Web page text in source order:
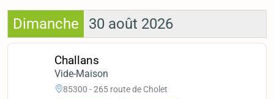
Dimanche 30 août 2026
Challans
Vide-Maison
85300 - 265 route de Cholet